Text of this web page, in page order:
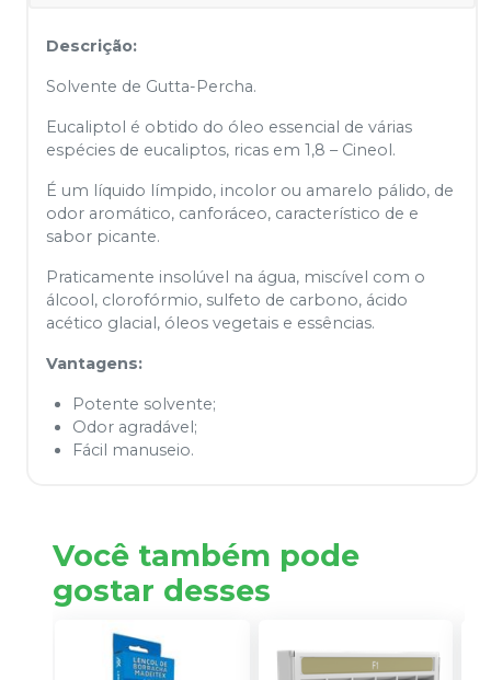
Descrição:
Solvente de Gutta-Percha.
Eucaliptol é obtido do óleo essencial de várias
espécies de eucaliptos, ricas em 1,8 – Cineol.
É um líquido límpido, incolor ou amarelo pálido, de
odor aromático, canforáceo, característico de e
sabor picante.
Praticamente insolúvel na água, miscível com o
álcool, clorofórmio, sulfeto de carbono, ácido
acético glacial, óleos vegetais e essências.
Vantagens:
Potente solvente;
Odor agradável;
Fácil manuseio.
Você também pode
gostar desses